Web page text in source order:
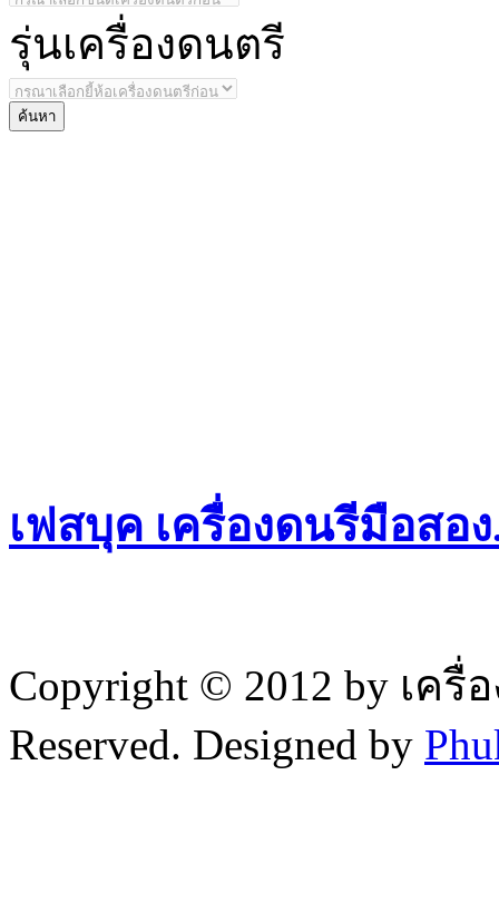
รุ่นเครื่องดนตรี
เฟสบุค เครื่องดนรีมือสอง
Copyright © 2012 by เค
Reserved. Designed by